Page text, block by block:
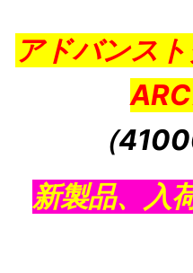
アドバンス
（
新製品、入